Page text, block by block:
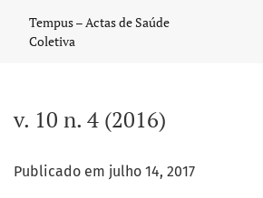
v. 10 n. 4 (2016): Residência
Tempus – Actas de Saúde
Coletiva
v. 10 n. 4 (2016)
Publicado em julho 14, 2017